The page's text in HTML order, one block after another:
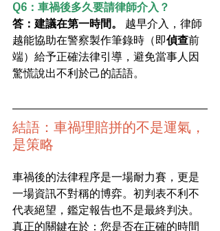
Q6：車禍後多久要請律師介入？
答：建議在第一時間。
越早介入，律師
越能協助在警察製作筆錄時（即偵查前
端）給予正確法律引導，避免當事人因
驚慌說出不利於己的話語。
結語：車禍理賠拼的不是運氣，
是策略
車禍後的法律程序是一場耐力賽，更是
一場資訊不對稱的博弈。初判表不利不
代表絕望，鑑定報告也不是最終判決。
真正的關鍵在於：您是否在正確的時間